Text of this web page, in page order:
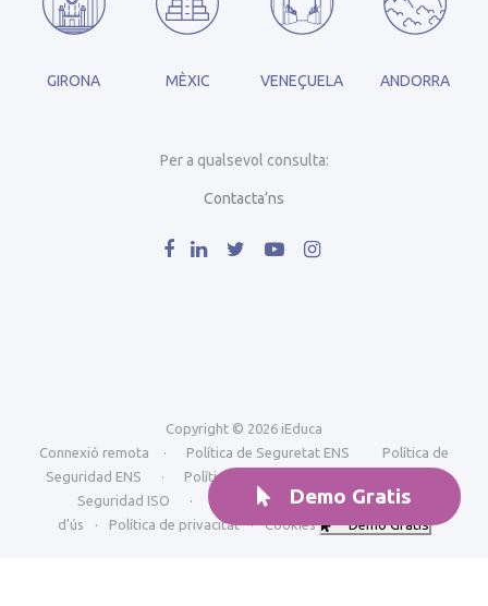
GIRONA MÈXIC VENEÇUELA ANDORRA
Per a qualsevol consulta:
Contacta’ns
Copyright © 2026 iEduca
Connexió remota
· Política de Seguretat ENS
Política de
Seguridad ENS
· Política de Seguretat ISO
Seguridad ISO
·
Avís Legal i condicions generals
d'ús
· Política de privacitat · Cookies
Demo Gratis
Demo Gratis